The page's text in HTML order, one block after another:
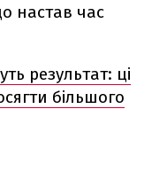
настав час
результат: ці
більшого